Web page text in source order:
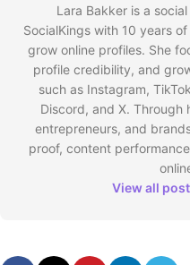
Lara Bakker is a
SocialKings with 10 years
grow online profiles. She
profile credibility, and
such as Instagram,
Discord, and X. Through
entrepreneurs, and
proof, content
View all